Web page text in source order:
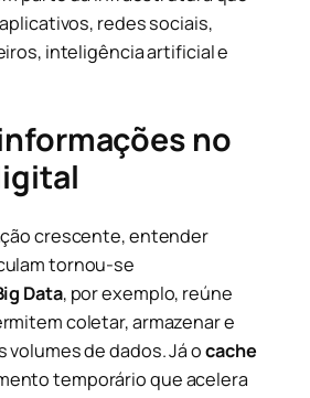
redes sociais,
inteligência artificial e
no
crescente, entender
tornou-se
Data, por exemplo, reúne
coletar, armazenar e
volumes de dados. Já ocache
temporário que acelera